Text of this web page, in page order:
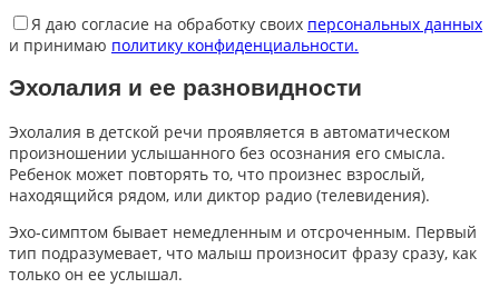
Я даю согласие на обработку своих персональных данных
и принимаю политику конфиденциальности.
Эхолалия и ее разновидности
Эхолалия в детской речи проявляется в автоматическом
произношении услышанного без осознания его смысла.
Ребенок может повторять то, что произнес взрослый,
находящийся рядом, или диктор радио (телевидения).
Эхо-симптом бывает немедленным и отсроченным. Первый
тип подразумевает, что малыш произносит фразу сразу, как
только он ее услышал.